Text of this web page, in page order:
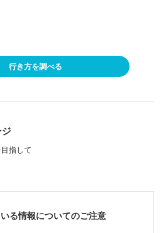
行き方を調べる
指して
る情報についてのご注意